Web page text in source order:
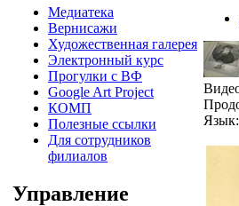
Медиатека
Вернисажи
Художественная галерея
Электронный курс
Прогулки с ВФ
Google Art Project
КОМП
Полезные ссылки
Для сотрудников
филиалов
Управление